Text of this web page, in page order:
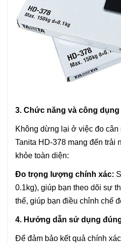
3. Chức năng và công dụng
Không dừng lại ở việc đo
Tanita HD-378 mang đến trải
khỏe toàn diện:
Đo trọng lượng chính xác:
0.1kg), giúp bạn theo dõi sự
thể, giúp bạn điều chỉnh chế
4. Hướng dẫn sử dụng
Để đảm bảo kết quả chính